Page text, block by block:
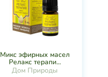
Микс эфирных масел
Релакс терапи...
Дом Природы